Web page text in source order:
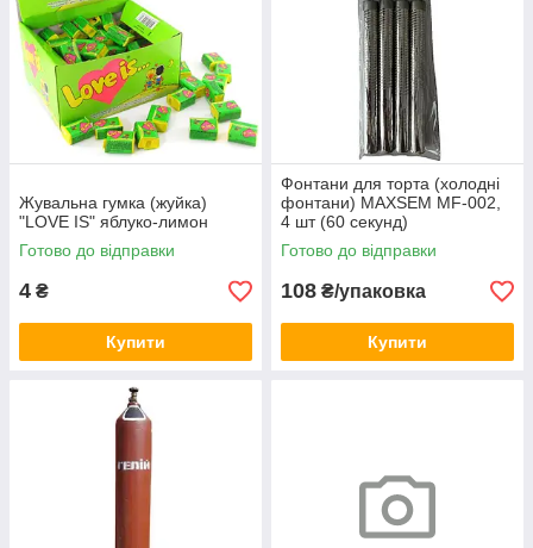
Жувальна гумка (жуйка)
"LOVE IS" яблуко-лимон
Готово до відправки
4 ₴
Купити
Фонтани для торта (холодні
фонтани) MAXSEM MF-002,
4 шт (60 секунд)
Готово до відправки
108 ₴/упаковка
Купити